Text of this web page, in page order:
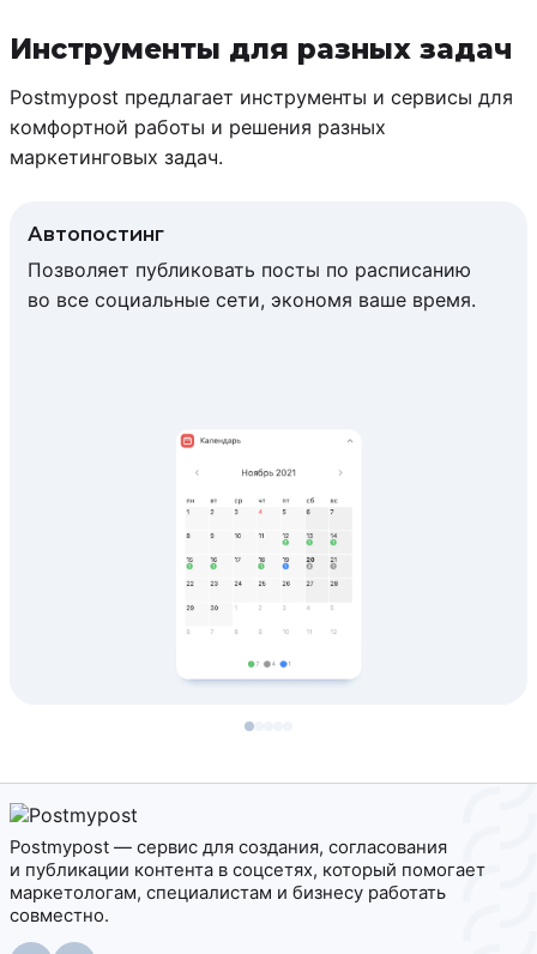
Инструменты для разных задач
Postmypost предлагает инструменты и сервисы для
комфортной работы и решения разных
маркетинговых задач.
Автопостинг
Позволяет публиковать посты по расписанию
во все социальные сети, экономя ваше время.
Postmypost — сервис для создания, согласования
и публикации контента в соцсетях, который помогает
маркетологам, специалистам и бизнесу работать
совместно.